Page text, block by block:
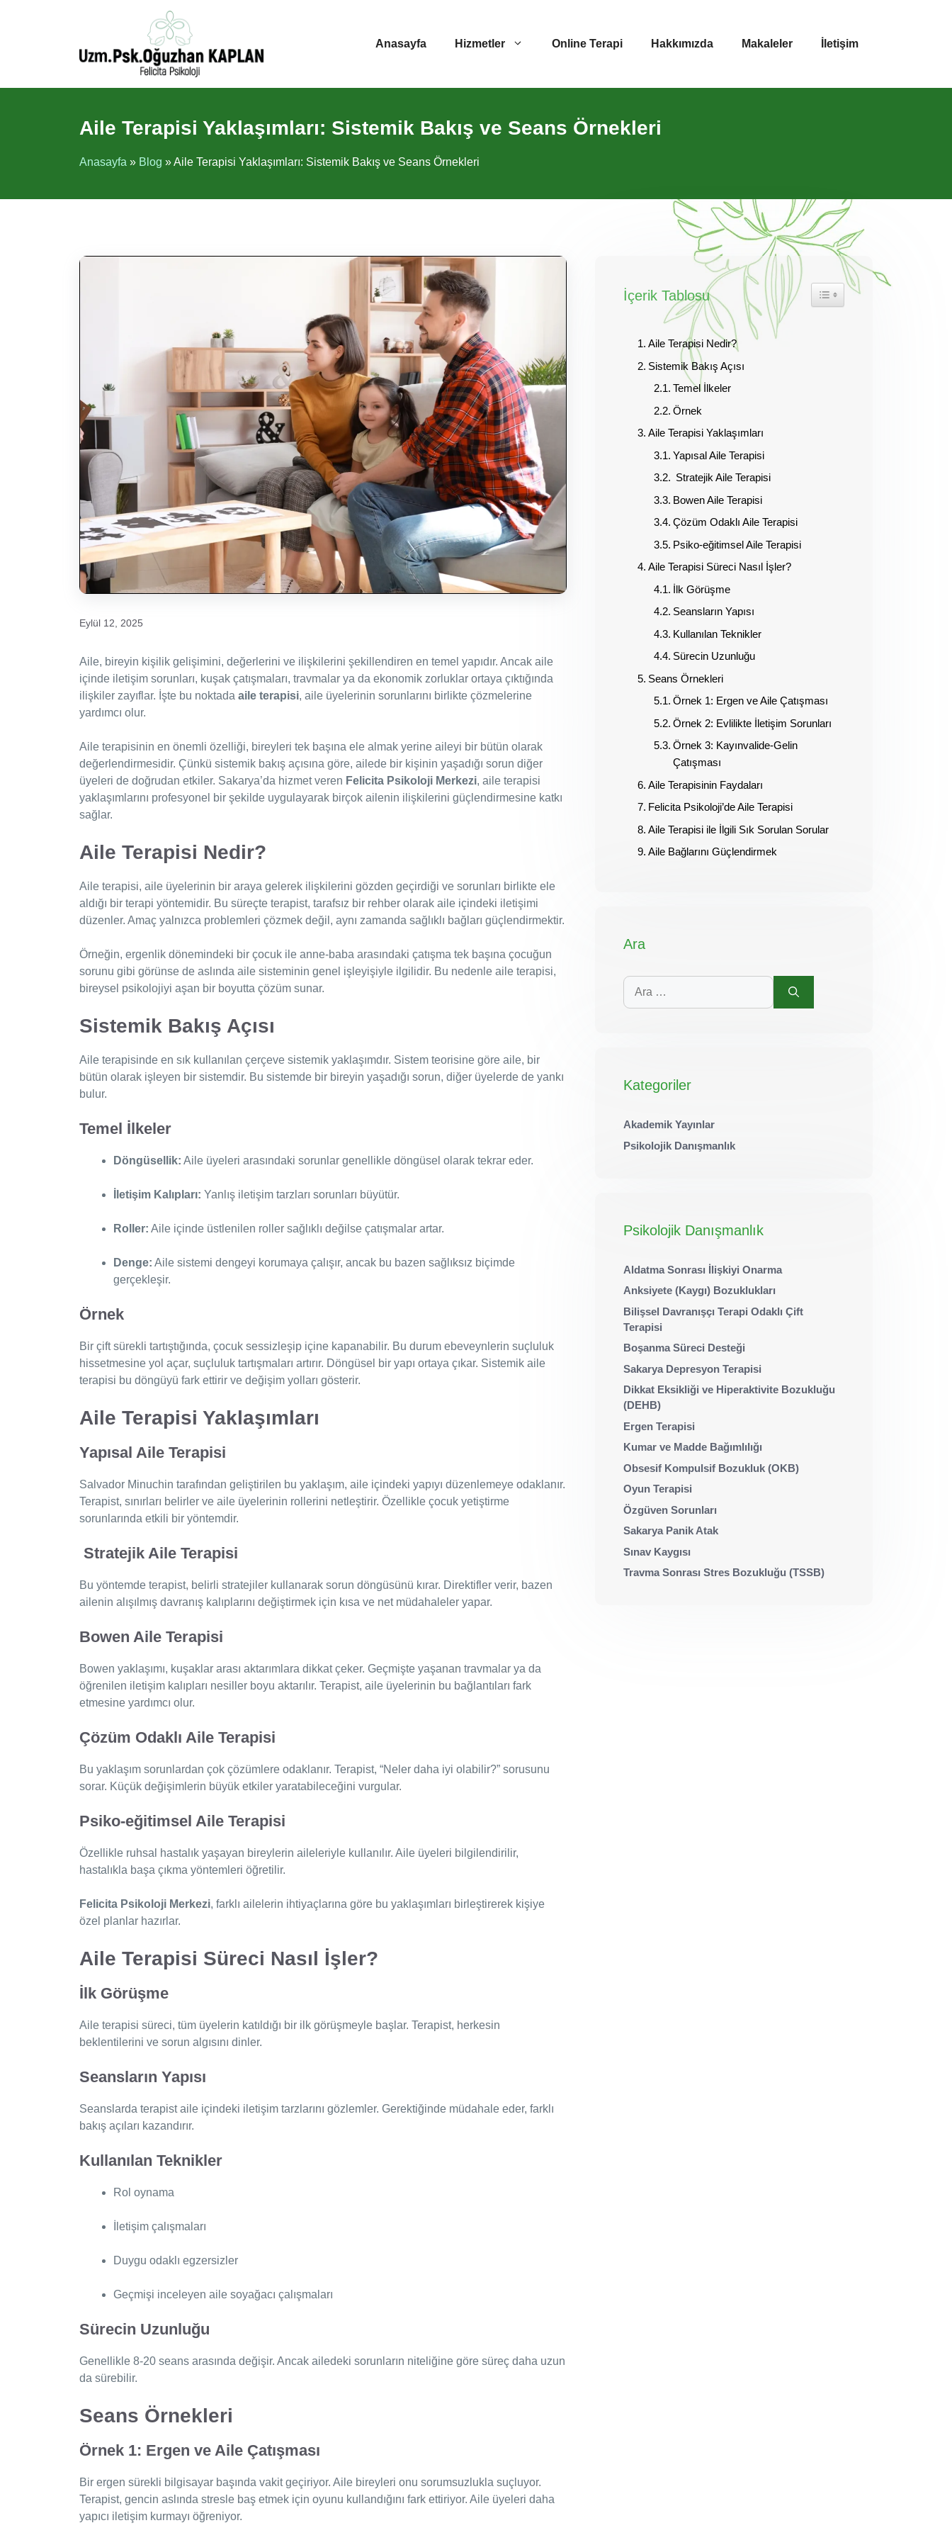
Anasayfa
Hizmetler Online Terapi Hakkımızda Makaleler İletişim
Aile Terapisi Yaklaşımları: Sistemik Bakış ve Seans Örnekleri
Anasayfa » Blog »Aile Terapisi Yaklaşımları: Sistemik Bakış ve Seans Örnekleri
Eylül 12, 2025
Aile, bireyin kişilik gelişimini, değerlerini ve ilişkilerini şekillendiren en temel yapıdır. Ancak aile
içinde iletişim sorunları, kuşak çatışmaları, travmalar ya da ekonomik zorluklar ortaya çıktığında
ilişkiler zayıflar. İşte bu noktada aile terapisi, aile üyelerinin sorunlarını birlikte çözmelerine
yardımcı olur.
Aile terapisinin en önemli özelliği, bireyleri tek başına ele almak yerine aileyi bir bütün olarak
değerlendirmesidir. Çünkü sistemik bakış açısına göre, ailede bir kişinin yaşadığı sorun diğer
üyeleri de doğrudan etkiler. Sakarya’da hizmet veren Felicita Psikoloji Merkezi, aile terapisi
yaklaşımlarını profesyonel bir şekilde uygulayarak birçok ailenin ilişkilerini güçlendirmesine katkı
sağlar.
Aile Terapisi Nedir?
Aile terapisi, aile üyelerinin bir araya gelerek ilişkilerini gözden geçirdiği ve sorunları birlikte ele
aldığı bir terapi yöntemidir. Bu süreçte terapist, tarafsız bir rehber olarak aile içindeki iletişimi
düzenler. Amaç yalnızca problemleri çözmek değil, aynı zamanda sağlıklı bağları güçlendirmektir.
Örneğin, ergenlik dönemindeki bir çocuk ile anne-baba arasındaki çatışma tek başına çocuğun
sorunu gibi görünse de aslında aile sisteminin genel işleyişiyle ilgilidir. Bu nedenle aile terapisi,
bireysel psikolojiyi aşan bir boyutta çözüm sunar.
Sistemik Bakış Açısı
Aile terapisinde en sık kullanılan çerçeve sistemik yaklaşımdır. Sistem teorisine göre aile, bir
bütün olarak işleyen bir sistemdir. Bu sistemde bir bireyin yaşadığı sorun, diğer üyelerde de yankı
bulur.
Temel İlkeler
Döngüsellik: Aile üyeleri arasındaki sorunlar genellikle döngüsel olarak tekrar eder.
İletişim Kalıpları: Yanlış iletişim tarzları sorunları büyütür.
Roller: Aile içinde üstlenilen roller sağlıklı değilse çatışmalar artar.
Denge: Aile sistemi dengeyi korumaya çalışır, ancak bu bazen sağlıksız biçimde
gerçekleşir.
Örnek
Bir çift sürekli tartıştığında, çocuk sessizleşip içine kapanabilir. Bu durum ebeveynlerin suçluluk
hissetmesine yol açar, suçluluk tartışmaları artırır. Döngüsel bir yapı ortaya çıkar. Sistemik aile
terapisi bu döngüyü fark ettirir ve değişim yolları gösterir.
Aile Terapisi Yaklaşımları
Yapısal Aile Terapisi
Salvador Minuchin tarafından geliştirilen bu yaklaşım, aile içindeki yapıyı düzenlemeye odaklanır.
Terapist, sınırları belirler ve aile üyelerinin rollerini netleştirir. Özellikle çocuk yetiştirme
sorunlarında etkili bir yöntemdir.
Stratejik Aile Terapisi
Bu yöntemde terapist, belirli stratejiler kullanarak sorun döngüsünü kırar. Direktifler verir, bazen
ailenin alışılmış davranış kalıplarını değiştirmek için kısa ve net müdahaleler yapar.
Bowen Aile Terapisi
Bowen yaklaşımı, kuşaklar arası aktarımlara dikkat çeker. Geçmişte yaşanan travmalar ya da
öğrenilen iletişim kalıpları nesiller boyu aktarılır. Terapist, aile üyelerinin bu bağlantıları fark
etmesine yardımcı olur.
Çözüm Odaklı Aile Terapisi
Bu yaklaşım sorunlardan çok çözümlere odaklanır. Terapist, “Neler daha iyi olabilir?” sorusunu
sorar. Küçük değişimlerin büyük etkiler yaratabileceğini vurgular.
Psiko-eğitimsel Aile Terapisi
Özellikle ruhsal hastalık yaşayan bireylerin aileleriyle kullanılır. Aile üyeleri bilgilendirilir,
hastalıkla başa çıkma yöntemleri öğretilir.
Felicita Psikoloji Merkezi, farklı ailelerin ihtiyaçlarına göre bu yaklaşımları birleştirerek kişiye
özel planlar hazırlar.
Aile Terapisi Süreci Nasıl İşler?
İlk Görüşme
Aile terapisi süreci, tüm üyelerin katıldığı bir ilk görüşmeyle başlar. Terapist, herkesin
beklentilerini ve sorun algısını dinler.
Seansların Yapısı
Seanslarda terapist aile içindeki iletişim tarzlarını gözlemler. Gerektiğinde müdahale eder, farklı
bakış açıları kazandırır.
Kullanılan Teknikler
Rol oynama
İletişim çalışmaları
Duygu odaklı egzersizler
Geçmişi inceleyen aile soyağacı çalışmaları
Sürecin Uzunluğu
Genellikle 8-20 seans arasında değişir. Ancak ailedeki sorunların niteliğine göre süreç daha uzun
da sürebilir.
Seans Örnekleri
Örnek 1: Ergen ve Aile Çatışması
Bir ergen sürekli bilgisayar başında vakit geçiriyor. Aile bireyleri onu sorumsuzlukla suçluyor.
Terapist, gencin aslında stresle baş etmek için oyunu kullandığını fark ettiriyor. Aile üyeleri daha
yapıcı iletişim kurmayı öğreniyor.
İçerik Tablosu
Aile Terapisi Nedir?
Sistemik Bakış Açısı
Temel İlkeler
Örnek
Aile Terapisi Yaklaşımları
Yapısal Aile Terapisi
Stratejik Aile Terapisi
Bowen Aile Terapisi
Çözüm Odaklı Aile Terapisi
Psiko-eğitimsel Aile Terapisi
Aile Terapisi Süreci Nasıl İşler?
İlk Görüşme
Seansların Yapısı
Kullanılan Teknikler
Sürecin Uzunluğu
Seans Örnekleri
Örnek 1: Ergen ve Aile Çatışması
Örnek 2: Evlilikte İletişim Sorunları
Örnek 3: Kayınvalide-Gelin
Çatışması
Aile Terapisinin Faydaları
Felicita Psikoloji’de Aile Terapisi
Aile Terapisi ile İlgili Sık Sorulan Sorular
Aile Bağlarını Güçlendirmek
Ara
için
ara
Kategoriler
Akademik Yayınlar
Psikolojik Danışmanlık
Psikolojik Danışmanlık
Aldatma Sonrası İlişkiyi Onarma
Anksiyete (Kaygı) Bozuklukları
Bilişsel Davranışçı Terapi Odaklı Çift
Terapisi
Boşanma Süreci Desteği
Sakarya Depresyon Terapisi
Dikkat Eksikliği ve Hiperaktivite Bozukluğu
(DEHB)
Ergen Terapisi
Kumar ve Madde Bağımlılığı
Obsesif Kompulsif Bozukluk (OKB)
Oyun Terapisi
Özgüven Sorunları
Sakarya Panik Atak
Sınav Kaygısı
Travma Sonrası Stres Bozukluğu (TSSB)